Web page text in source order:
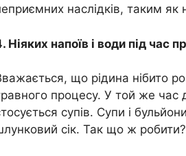
наслідків, таким як
Ніяких напоїв і води під час
що рідина нібито
процесу. У той же час
супів. Супи і
сік. Так що ж робити?